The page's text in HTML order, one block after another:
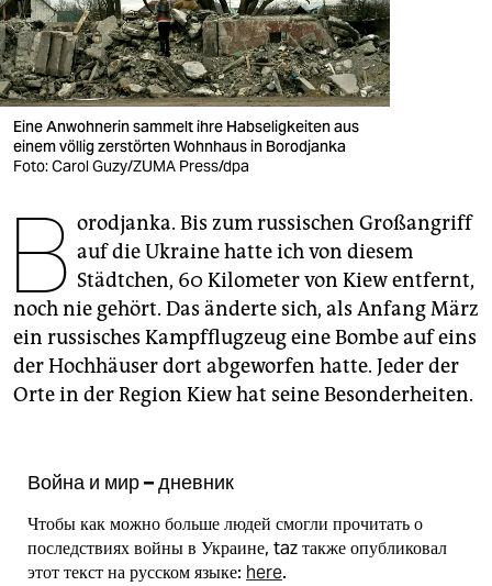
verlag
verlag
veranstaltungen
shop
unterstützen
genossenschaft
epaper login
Eine Anwohnerin sammelt ihre Habseligkeiten aus
einem völlig zerstörten Wohnhaus in Borodjanka
Foto: Carol Guzy/ZUMA Press/dpa
B orodjanka. Bis zum russischen Großangriff
auf die Ukraine hatte ich von diesem
Städtchen, 60 Kilometer von Kiew entfernt,
noch nie gehört. Das änderte sich, als Anfang März
ein russisches Kampfflugzeug eine Bombe auf eins
der Hochhäuser dort abgeworfen hatte. Jeder der
Orte in der Region Kiew hat seine Besonderheiten.
Война и мир – дневник
Чтобы как можно больше людей смогли прочитать о
последствиях войны в Украине, taz также опубликовал
этот текст на русском языке: here.